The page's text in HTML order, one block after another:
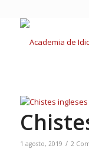
1 agosto, 2019 / 2